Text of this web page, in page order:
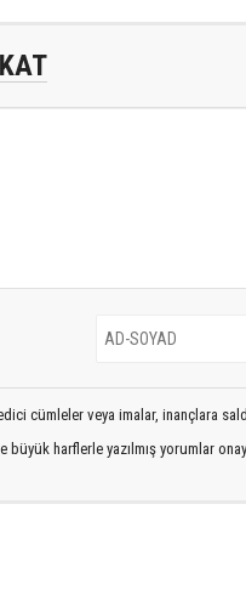
cümleler veya imalar, inançlara
büyük harflerle yazılmış yorumlar